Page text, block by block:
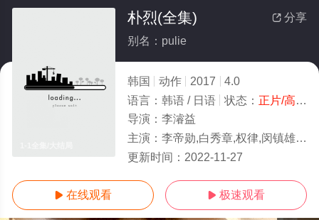
 分享
朴烈(全集)
别名：pulie
韩国 动作 2017
4.0
语言： 韩语 / 日语 状态： 正片/高清
导演： 李濬益
主演： 李帝勋,白秀章,权律,闵镇雄,崔嬉序,裴济基,金仁宇,金俊翰,武田裕光
更新时间： 2022-11-27
 在线观看  极速观看